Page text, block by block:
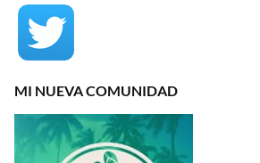
MI NUEVA COMUNIDAD